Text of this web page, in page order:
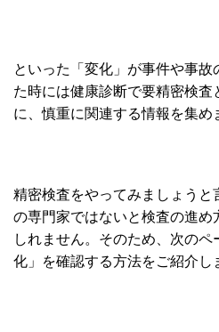
といった「変化」が事件や事
た時には健康診断で要精密検査
に、慎重に関連する情報を集め
精密検査をやってみましょうと
の専門家ではないと検査の進め
しれません。そのため、次の
化」を確認する方法をご紹介し